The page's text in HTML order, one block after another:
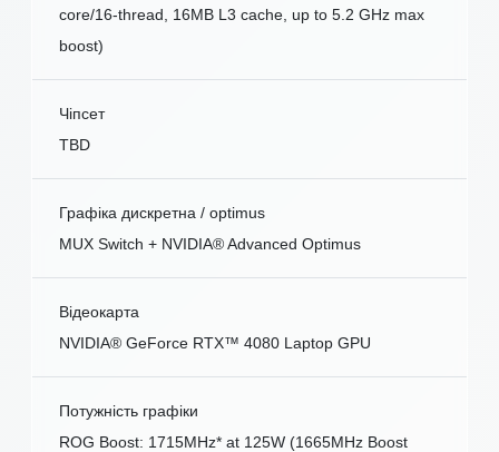
core/16-thread, 16MB L3 cache, up to 5.2 GHz max
boost)
Чіпсет
TBD
Графіка дискретна / optimus
MUX Switch + NVIDIA® Advanced Optimus
Відеокарта
NVIDIA® GeForce RTX™ 4080 Laptop GPU
Потужність графіки
ROG Boost: 1715MHz* at 125W (1665MHz Boost